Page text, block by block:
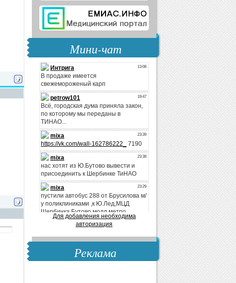
Мини-чат
Для добавления необходима
авторизация
Реклама